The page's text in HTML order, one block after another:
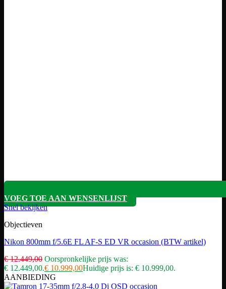
VOEG TOE AAN WENSENLIJST
Snel bekijken
Objectieven
Nikon 800mm f/5.6E FL AF-S ED VR occasion (BTW artikel)
€12.449,00 Oorspronkelijke prijs was:
€ 12.449,00.€ 10.999,00Huidige prijs is: € 10.999,00.
AANBIEDING